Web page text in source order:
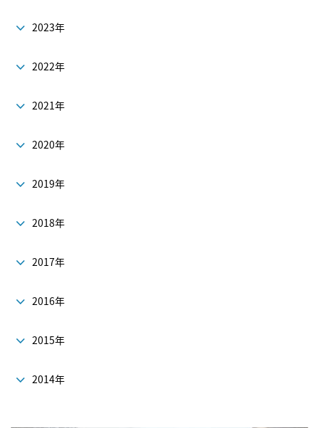
2023年
2022年
2021年
2020年
2019年
2018年
2017年
2016年
2015年
2014年